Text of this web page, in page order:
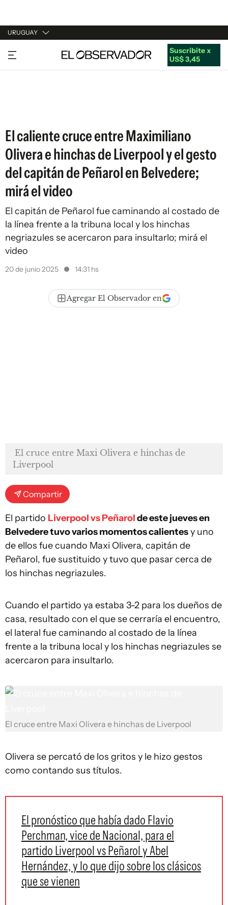
URUGUAY
URUGUAY
ARGENTINA
Suscribite x
US$ 3,45
El caliente cruce entre Maximiliano
Olivera e hinchas de Liverpool y el gesto
del capitán de Peñarol en Belvedere;
mirá el video
El capitán de Peñarol fue caminando al costado de
la línea frente a la tribuna local y los hinchas
negriazules se acercaron para insultarlo; mirá el
video
20 de junio 2025 14:31 hs
Agregar El Observador en
El cruce entre Maxi Olivera e hinchas de
Liverpool
Compartir
El partido Liverpool vs Peñarolde este jueves en
Belvedere tuvo varios momentos calientesy uno
de ellos fue cuando Maxi Olivera, capitán de
Peñarol, fue sustituido y tuvo que pasar cerca de
los hinchas negriazules.
Cuando el partido ya estaba 3-2 para los dueños de
casa, resultado con el que se cerraría el encuentro,
el lateral fue caminando al costado de la línea
frente a la tribuna local y los hinchas negriazules se
acercaron para insultarlo.
El cruce entre Maxi Olivera e hinchas de Liverpool
Olivera se percató de los gritos y le hizo gestos
como contando sus títulos.
El pronóstico que había dado Flavio
Perchman, vice de Nacional, para el
partido Liverpool vs Peñarol y Abel
Hernández, y lo que dijo sobre los clásicos
que se vienen